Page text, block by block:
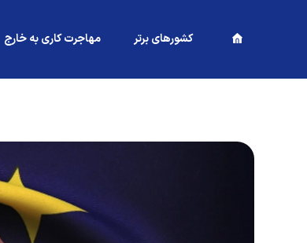
کشورهای برتر مهاجرت کاری به خارج